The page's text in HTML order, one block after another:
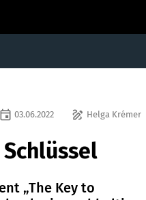
draw Helga Krémer
event 03.06.2022
„The Key to